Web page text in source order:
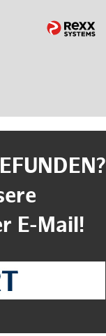
E-Mail!